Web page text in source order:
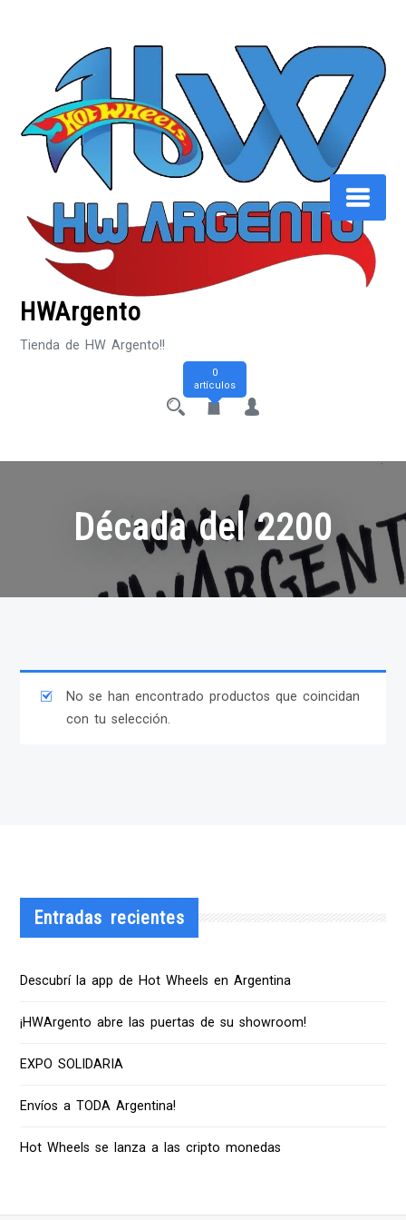
HWArgento
Tienda de HW Argento!!
0
artículos
Década del 2200
No se han encontrado productos que coincidan
con tu selección.
Entradas recientes
Descubrí la app de Hot Wheels en Argentina
¡HWArgento abre las puertas de su showroom!
EXPO SOLIDARIA
Envíos a TODA Argentina!
Hot Wheels se lanza a las cripto monedas